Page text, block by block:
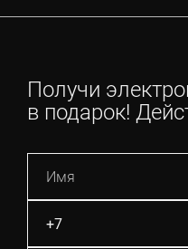
Получи
в подарок!